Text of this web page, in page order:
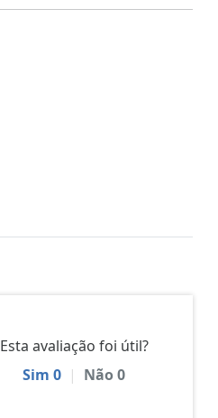
Esta avaliação foi útil?
Sim 0 | Não0